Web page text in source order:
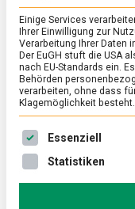
ERNÄHRUNG &
Wenn die
Steirisches
5. November 2021
Was wäre der
zu Halloween oder
nur sein saftiges
Einige Services
Ihrer Einwilligung zur
Verarbeitung Ihrer Daten
Der EuGH stuft die USA
nach EU-Standards ein.
Behörden
verarbeiten, ohne dass
Klagemöglichkeit besteht.
Es folgt eine Liste
Essenziell
Statistiken